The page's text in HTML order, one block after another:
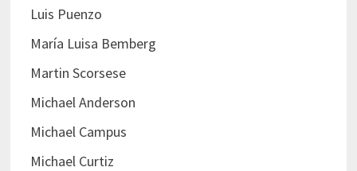
Luis Puenzo
María Luisa Bemberg
Martin Scorsese
Michael Anderson
Michael Campus
Michael Curtiz